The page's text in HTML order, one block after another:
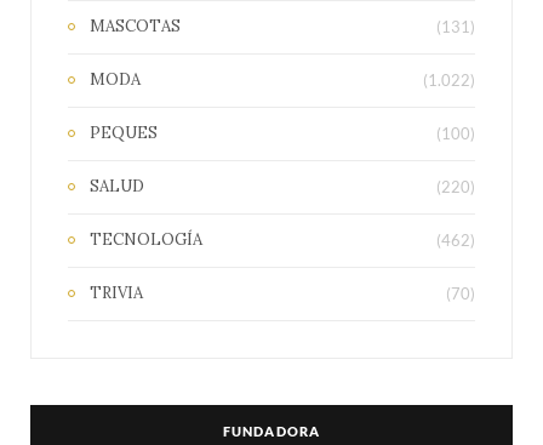
MASCOTAS (131)
MODA (1.022)
PEQUES (100)
SALUD (220)
TECNOLOGÍA (462)
TRIVIA (70)
FUNDADORA